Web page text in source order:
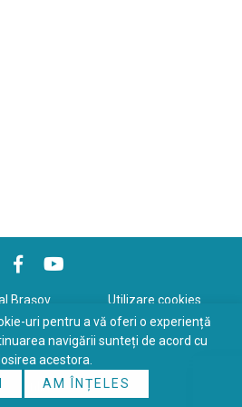
Braşov Utilizare cookies
de confidenţialitate
Reserved. Powered by
Online
uri pentru a vă oferi o experiență
navigării sunteți de acord cu
acestora.
AM ÎNȚELES